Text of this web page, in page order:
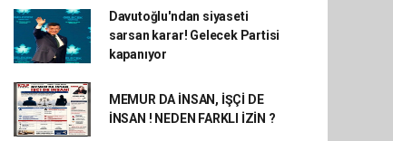
Davutoğlu'ndan siyaseti
sarsan karar! Gelecek Partisi
kapanıyor
MEMUR DA İNSAN, İŞÇİ DE
İNSAN ! NEDEN FARKLI İZİN ?